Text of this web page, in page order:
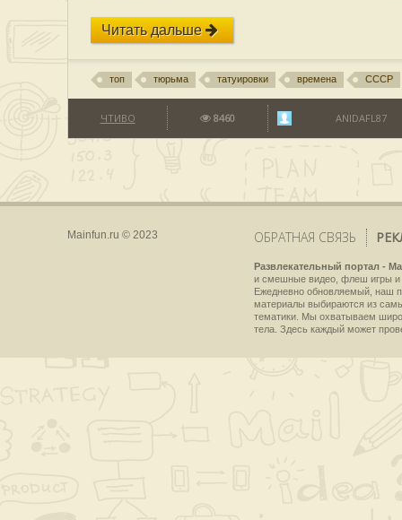
Читать дальше
топ тюрьма татуировки времена СССР
ЧТИВО 8460 ANIDAFL87
Mainfun.ru © 2023 ОБРАТНАЯ СВЯЗЬ
Развлекательный портал -
и смешные видео, флеш игры и
Ежедневно обновляемый, наш
материалы выбираются из
тематики. Мы охватываем
тела. Здесь каждый может